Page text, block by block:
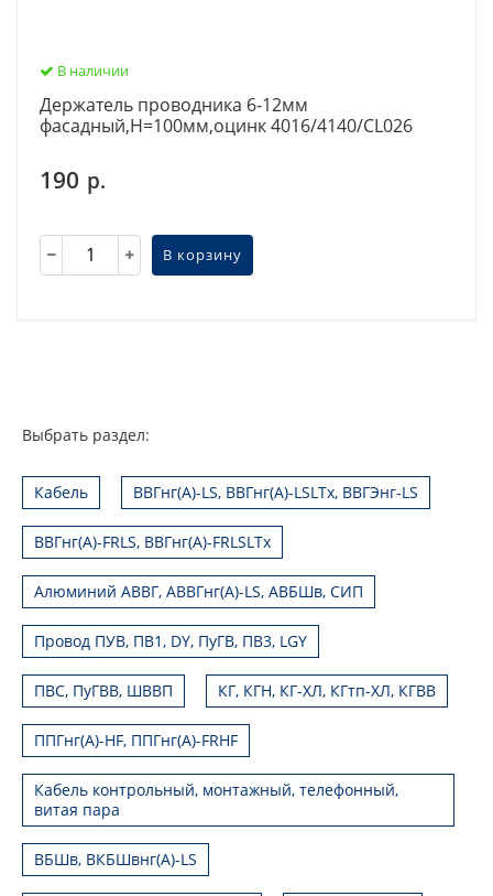
В наличии
Держатель проводника 6-12мм
фасадный,H=100мм,оцинк 4016/4140/CL026
190 р.
В корзину
Выбрать раздел:
Кабель ВВГнг(А)-LS, ВВГнг(А)-LSLTx, ВВГЭнг-LS
ВВГнг(А)-FRLS, ВВГнг(А)-FRLSLTx
Алюминий АВВГ, АВВГнг(А)-LS, АВБШв, СИП
Провод ПУВ, ПВ1, DY, ПуГВ, ПВ3, LGY
ПВС, ПуГВВ, ШВВП КГ, КГН, КГ-ХЛ, КГтп-ХЛ, КГВВ
ППГнг(А)-HF, ППГнг(А)-FRHF
Кабель контрольный, монтажный, телефонный,
витая пара
ВБШв, ВКБШвнг(А)-LS